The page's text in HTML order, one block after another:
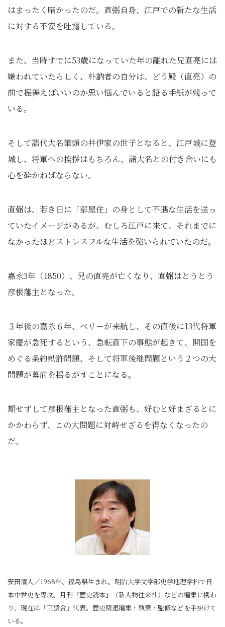
はまったく暗かったのだ。直弼自身、江戸での新たな生活
に対する不安を吐露している。
また、当時すでに53歳になっていた年の離れた兄直亮には
嫌われていたらしく、朴訥者の自分は、どう殿（直亮）の
前で振舞えばいいのか思い悩んでいると語る手紙が残って
いる。
そして譜代大名筆頭の井伊家の世子となると、江戸城に登
城し、将軍への挨拶はもちろん、諸大名との付き合いにも
心を砕かねばならない。
直弼は、若き日に「部屋住」の身として不遇な生活を送っ
ていたイメージがあるが、むしろ江戸に来て、それまでに
なかったほどストレスフルな生活を強いられていたのだ。
嘉永3年（1850）、兄の直亮が亡くなり、直弼はとうとう
彦根藩主となった。
３年後の嘉永６年、ペリーが来航し、その直後に13代将軍
家慶が急死するという、急転直下の事態が起きて、開国を
めぐる条約勅許問題、そして将軍後継問題という２つの大
問題が幕府を揺るがすことになる。
期せずして彦根藩主となった直弼も、好むと好まざるとに
かかわらず、この大問題に対峙せざるを得なくなったの
だ。
安田清人／1968年、福島県生まれ。明治大学文学部史学地理学科で日
本中世史を専攻。月刊『歴史読本』（新人物往来社）などの編集に携わ
り、現在は「三猿舎」代表。歴史関連編集・執筆・監修などを手掛けて
いる。